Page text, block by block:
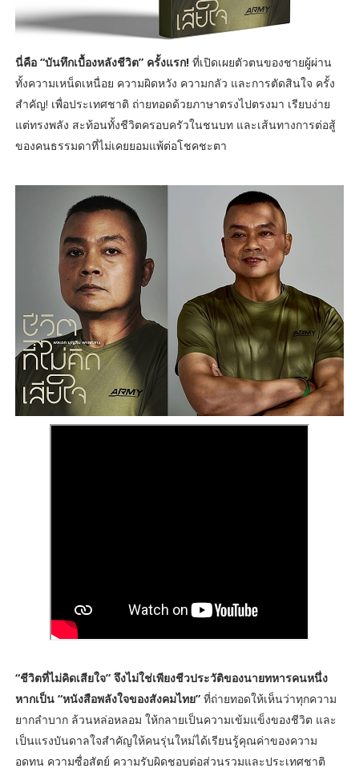
นี่คือ “บันทึกเบื้องหลังชีวิต” ครั้งแรก! ที่เปิดเผยตัวตนของชายผู้ผ่าน
ทั้งความเหน็ดเหนื่อย ความผิดหวัง ความกลัว และการตัดสินใจ ครั้ง
สำคัญ! เพื่อประเทศชาติ ถ่ายทอดด้วยภาษาตรงไปตรงมา เรียบง่าย
แต่ทรงพลัง สะท้อนทั้งชีวิตครอบครัวในชนบท และเส้นทางการต่อสู้
ของคนธรรมดาที่ไม่เคยยอมแพ้ต่อโชคชะตา
“ชีวิตที่ไม่คิดเสียใจ” จึงไม่ใช่เพียงชีวประวัติของนายทหารคนหนึ่ง
หากเป็น “หนังสือพลังใจของสังคมไทย”ที่ถ่ายทอดให้เห็นว่าทุกความ
ยากลำบาก ล้วนหล่อหลอม ให้กลายเป็นความเข้มแข็งของชีวิต และ
เป็นแรงบันดาลใจสำคัญให้คนรุ่นใหม่ได้เรียนรู้คุณค่าของความ
อดทน ความซื่อสัตย์ ความรับผิดชอบต่อส่วนรวมและประเทศชาติ